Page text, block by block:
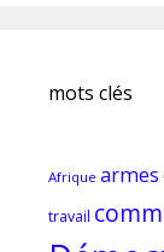
mots clés
Afrique armes
travail